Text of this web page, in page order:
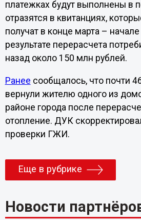
платежках будут выполнены в
отразятся в квитанциях,
получат в конце марта –
результате перерасчета
назад около 150 млн рублей.
Ранее сообщалось, что почти
вернули жителю одного из
районе города после
отопление. ДУК
проверки ГЖИ.
Еще в рубрике
Новости